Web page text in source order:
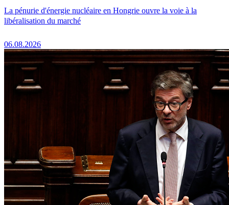
La pénurie d'énergie nucléaire en Hongrie ouvre la voie à la
libéralisation du marché
06.08.2026